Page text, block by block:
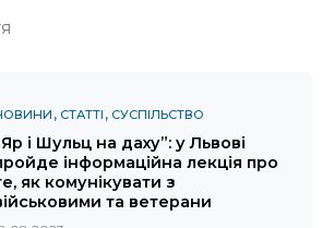
СТАТТІ СУСПІЛЬСТВО
і Шульц на даху”: у Львові
інформаційна лекція про
як комунікувати з
та ветерани